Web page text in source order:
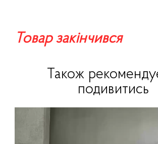
Товар закінчився
Також
подивитись